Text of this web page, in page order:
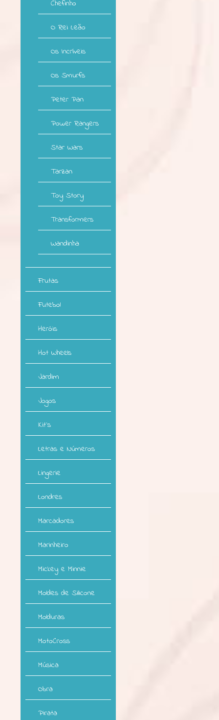
Chefinho
O Rei Leão
Os Incríveis
Os Smurfs
Peter Pan
Power Rangers
Star Wars
Tarzan
Toy Story
Transformers
Wandinha
Frutas
Futebol
Heróis
Hot Wheels
Jardim
Jogos
Kit`s
Letras e Números
Lingerie
Londres
Marcadores
Marinheiro
Mickey e Minnie
Moldes de Silicone
Molduras
MotoCross
Música
Obra
Pirata